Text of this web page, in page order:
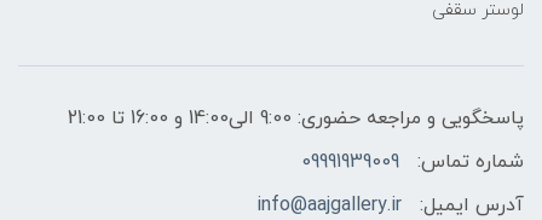
لوستر سقفی
پاسخگویی و مراجعه حضوری: 9:00 الی14:00 و 16:00 تا 21:00
شماره تماس:
09991939009
آدرس ایمیل:
info@aajgallery.ir